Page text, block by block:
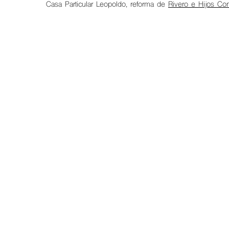
Casa Particular Leopoldo, reforma de Rivero e Hijos